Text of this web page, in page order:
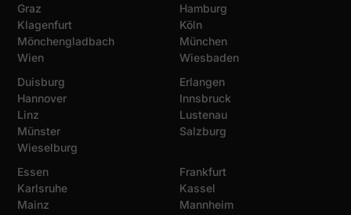
Graz
Klagenfurt
Mönchengladbach
Wien
Hamburg
Köln
München
Wiesbaden
Duisburg
Hannover
Linz
Münster
Wieselburg
Erlangen
Innsbruck
Lustenau
Salzburg
Essen
Karlsruhe
Mainz
Frankfurt
Kassel
Mannheim